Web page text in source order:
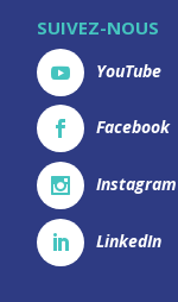
SUIVEZ-NOUS
YouTube
Facebook
Instagram
LinkedIn